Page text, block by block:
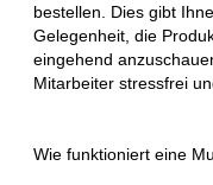
bestellen. Dies gibt
Gelegenheit, die
eingehend
Mitarbeiter stressfrei
Wie funktioniert eine